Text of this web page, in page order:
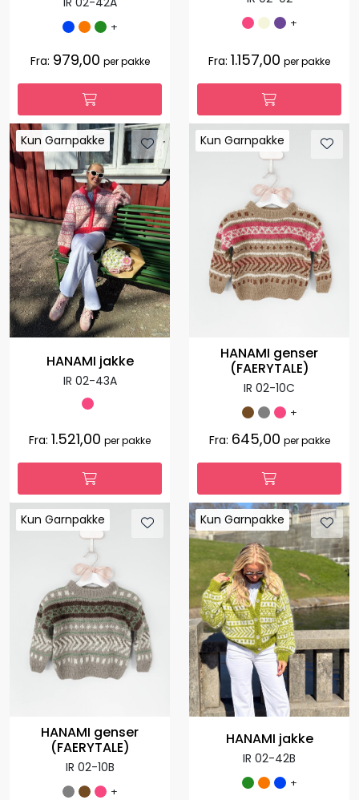
+
Fra: 979,00 per pakke
+
Fra: 1.157,00 per pakke
Kun Garnpakke
Kun Garnpakke
HANAMI jakke
IR 02-43A
Fra: 1.521,00 per pakke
Kun Garnpakke
Kun Garnpakke
HANAMI genser
(FAERYTALE)
IR 02-10C
+
Fra: 645,00 per pakke
Kun Garnpakke
Kun Garnpakke
HANAMI genser
(FAERYTALE)
IR 02-10B
+
Kun Garnpakke
Kun Garnpakke
HANAMI jakke
IR 02-42B
+